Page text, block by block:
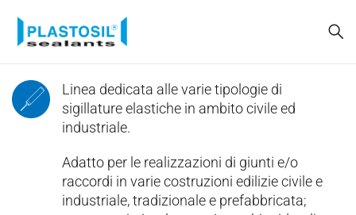
Linea dedicata alle varie tipologie di
sigillature elastiche in ambito civile ed
industriale.
Adatto per le realizzazioni di giunti e/o
raccordi in varie costruzioni edilizie civile e
industriale, tradizionale e prefabbricata;